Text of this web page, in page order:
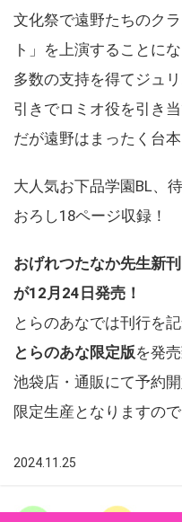
文化祭で遠野たちのク
ト」を上演することにな
多数の支持を得てジュ
引きでロミオ役を引き
だが遠野はまったく台
大人気お下品学園BL、
おろし18ページ収録！
おげれつたなか先生新
が12月24日発売！
とらのあなでは刊行を
とらのあな限定版を発
池袋店・通販にて予約
限定生産となりますの
2024.11.25